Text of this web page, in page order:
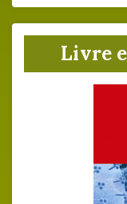
Livre